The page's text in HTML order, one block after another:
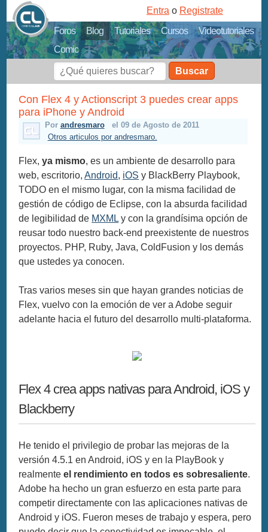
Foros Blog Tutoriales Cursos
Videotutoriales
Comic
Entra o Registrate
Buscar
Con Flex 4 y Actionscript 3 puedes crear apps
para iPhone y Android
Por andresmaro
el 09 de Agosto de 2011
Otros articulos por andresmaro.
Flex,ya mismo, es un ambiente de desarrollo para
web, escritorio,Android, iOS y BlackBerry Playbook,
TODO en el mismo lugar, con la misma facilidad de
gestión de código de Eclipse, con la absurda facilidad
de legibilidad de MXML y con la grandísima opción de
reusar todo nuestro back-end preexistente de nuestros
proyectos. PHP, Ruby, Java, ColdFusion y los demás
que ustedes ya conocen.
Tras varios meses sin que hayan grandes noticias de
Flex, vuelvo con la emoción de ver a Adobe seguir
adelante hacia el futuro del desarrollo multi-plataforma.
Flex 4 crea apps nativas para Android, iOS y
Blackberry
He tenido el privilegio de probar las mejoras de la
versión 4.5.1 en Android, iOS y en la PlayBook y
realmenteel rendimiento en todos es sobresaliente.
Adobe ha hecho un gran esfuerzo en esta parte para
competir directamente con las aplicaciones nativas de
Android y iOS. Fueron meses de trabajo y espera, pero